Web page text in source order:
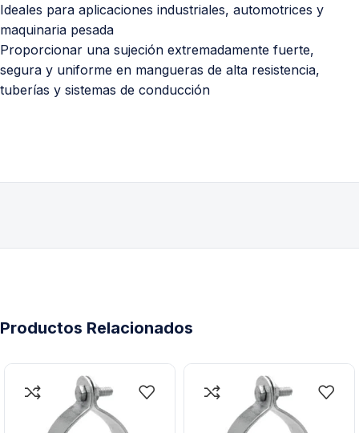
Ideales para aplicaciones industriales, automotrices y
maquinaria pesada
Proporcionar una sujeción extremadamente fuerte,
segura y uniforme en mangueras de alta resistencia,
tuberías y sistemas de conducción
Productos Relacionados